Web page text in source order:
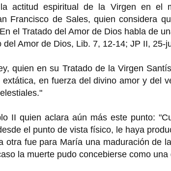
actitud espiritual de la Virgen en el
Francisco de Sales, quien considera
el Tratado del Amor de Dios habla de
del Amor de Dios, Lib. 7, 12-14; JP II, 25-
quien en su Tratado de la Virgen
en fuerza del divino amor y del
II quien aclara aún más este punto:
el punto de vista físico, le haya
otra fue para María una maduración de
la muerte pudo concebierse como una